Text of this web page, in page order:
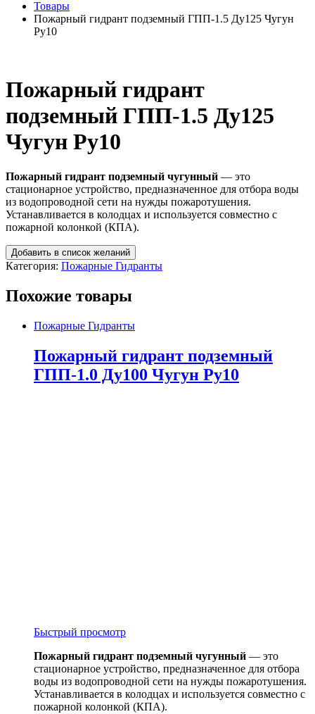
Товары
Пожарный гидрант подземный ГПП-1.5 Ду125 Чугун
Ру10
Пожарный гидрант
подземный ГПП-1.5 Ду125
Чугун Ру10
Пожарный гидрант подземный чугунный — это
стационарное устройство, предназначенное для отбора воды
из водопроводной сети на нужды пожаротушения.
Устанавливается в колодцах и используется совместно с
пожарной колонкой (КПА).
Добавить в список желаний
Категория: Пожарные Гидранты
Похожие товары
Пожарные Гидранты
Пожарный гидрант подземный
ГПП-1.0 Ду100 Чугун Ру10
Быстрый просмотр
Пожарный гидрант подземный чугунный — это
стационарное устройство, предназначенное для отбора
воды из водопроводной сети на нужды пожаротушения.
Устанавливается в колодцах и используется совместно с
пожарной колонкой (КПА).